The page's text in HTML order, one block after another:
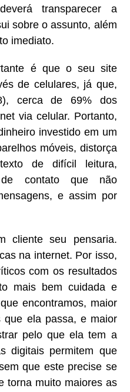
transparecer a
sobre o assunto, além
imediato.
é que o seu site
de celulares, já que,
cerca de 69% dos
via celular. Portanto,
investido em um
móveis, distorça
de difícil leitura,
de contato que não
e assim por
cliente seu pensaria.
na internet. Por isso,
com os resultados
mais bem cuidada e
encontramos, maior
que ela passa, e maior
pelo que ela tem a
digitais permitem que
que este precise se
torna muito maiores as